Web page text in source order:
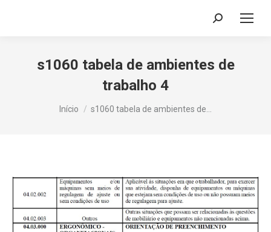
Search:
s1060 tabela de ambientes de
trabalho 4
Você está aqui:
Início s1060 tabela de ambientes de…